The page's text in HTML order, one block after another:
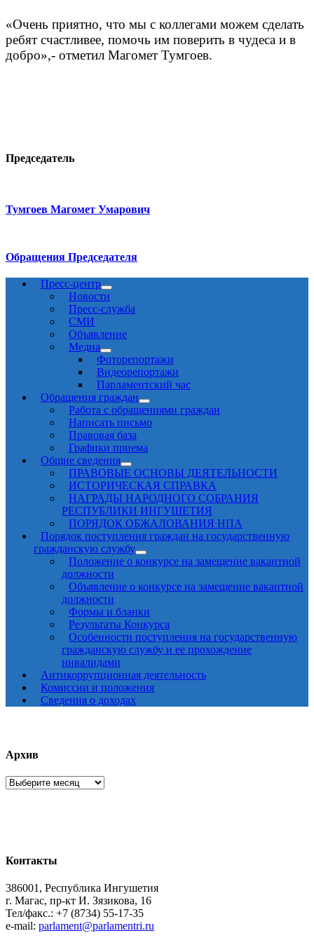
«Очень приятно, что мы с коллегами можем сделать
ребят счастливее, помочь им поверить в чудеса и в
добро»,- отметил Магомет Тумгоев.
Председатель
Тумгоев Магомет Умарович
Обращения Председателя
Пресс-центр
Новости
Пресс-служба
СМИ
Объявление
Медиа
Фоторепортажи
Видеорепортажи
Парламентский час
Обращения граждан
Работа с обращениями граждан
Написать письмо
Правовая база
Графики приема
Общие сведения
ПРАВОВЫЕ ОСНОВЫ ДЕЯТЕЛЬНОСТИ
ИСТОРИЧЕСКАЯ СПРАВКА
НАГРАДЫ НАРОДНОГО СОБРАНИЯ
РЕСПУБЛИКИ ИНГУШЕТИЯ
ПОРЯДОК ОБЖАЛОВАНИЯ НПА
Порядок поступления граждан на государственную
гражданскую службу
Положение о конкурсе на замещение вакантной
должности
Объявление о конкурсе на замещение вакантной
должности
Формы и бланки
Результаты Конкурса
Особенности поступления на государственную
гражданскую службу и ее прохождение
инвалидами
Антикоррупционная деятельность
Комиссии и положения
Сведения о доходах
Архив
Архив
Контакты
386001, Республика Ингушетия
г. Магас, пр-кт И. Зязикова, 16
Тел/факс.: +7 (8734) 55-17-35
e-mail: parlament@parlamentri.ru